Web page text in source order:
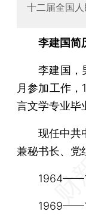
十二届全国
李建国简
李建国，男
月参加工作
言文学专业毕
现任中共中
兼秘书长、党